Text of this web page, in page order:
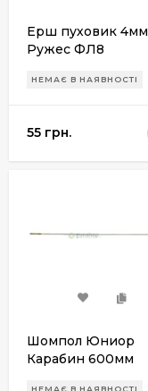
Ерш пуховик 4мм
Ружес ФЛ8
НЕМАЄ В НАЯВНОСТІ
55 грн.
Шомпол Юниор
Карабин 600мм
НЕМАЄ В НАЯВНОСТІ